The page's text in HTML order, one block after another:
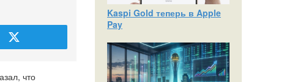
что
Kaspi Gold теперь в Apple
Pay